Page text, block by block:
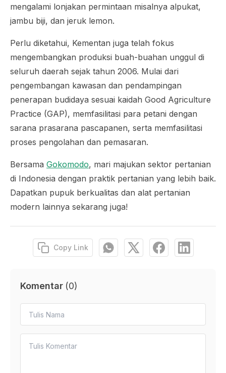
mengalami lonjakan permintaan misalnya alpukat,
jambu biji, dan jeruk lemon.
Perlu diketahui, Kementan juga telah fokus
mengembangkan produksi buah-buahan unggul di
seluruh daerah sejak tahun 2006. Mulai dari
pengembangan kawasan dan pendampingan
penerapan budidaya sesuai kaidah Good Agriculture
Practice (GAP), memfasilitasi para petani dengan
sarana prasarana pascapanen, serta memfasilitasi
proses pengolahan dan pemasaran.
Bersama Gokomodo, mari majukan sektor pertanian
di Indonesia dengan praktik pertanian yang lebih baik.
Dapatkan pupuk berkualitas dan alat pertanian
modern lainnya sekarang juga!
Copy Link
Komentar (0)